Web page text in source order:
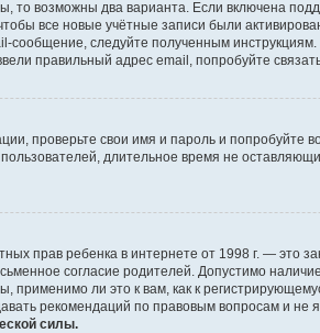
возможны два варианта. Если включена
все новые учётные записи были
сообщение, следуйте полученным
правильный адрес email, попробуйте
проверьте свои имя и пароль и попробуйте
длительное время не
прав ребенка в интернете от 1998 г. —
согласие родителей. Допустимо
ли это к вам, как к
рекомендаций по правовым вопросам и
силы.